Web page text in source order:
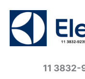
conteúdo
11